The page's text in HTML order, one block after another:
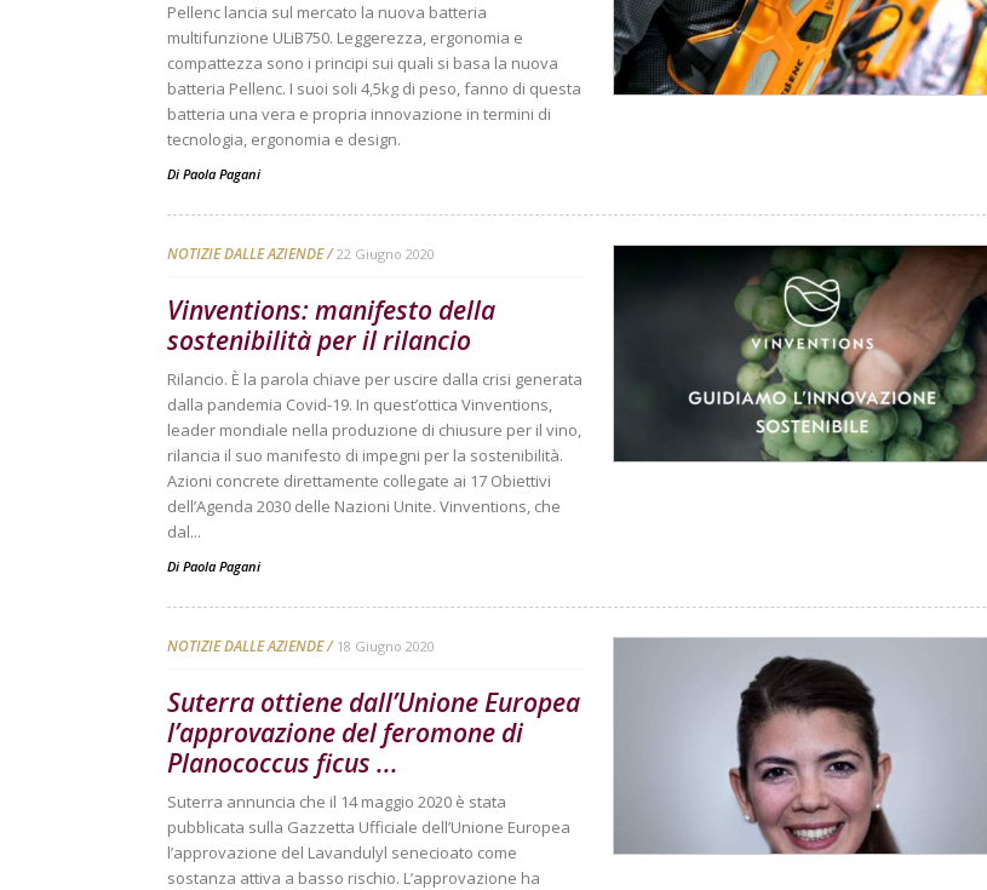
Pellenc lancia sul mercato la nuova batteria
multifunzione ULiB750. Leggerezza, ergonomia e
compattezza sono i principi sui quali si basa la nuova
batteria Pellenc. I suoi soli 4,5kg di peso, fanno di questa
batteria una vera e propria innovazione in termini di
tecnologia, ergonomia e design.
Di Paola Pagani
NOTIZIE DALLE AZIENDE 22 Giugno 2020
Vinventions: manifesto della
sostenibilità per il rilancio
Rilancio. È la parola chiave per uscire dalla crisi generata
dalla pandemia Covid-19. In quest’ottica Vinventions,
leader mondiale nella produzione di chiusure per il vino,
rilancia il suo manifesto di impegni per la sostenibilità.
Azioni concrete direttamente collegate ai 17 Obiettivi
dell’Agenda 2030 delle Nazioni Unite. Vinventions, che
dal...
Di Paola Pagani
NOTIZIE DALLE AZIENDE 18 Giugno 2020
Suterra ottiene dall’Unione Europea
l’approvazione del feromone di
Planococcus ficus ...
Suterra annuncia che il 14 maggio 2020 è stata
pubblicata sulla Gazzetta Ufficiale dell’Unione Europea
l’approvazione del Lavandulyl senecioato come
sostanza attiva a basso rischio. L’approvazione ha